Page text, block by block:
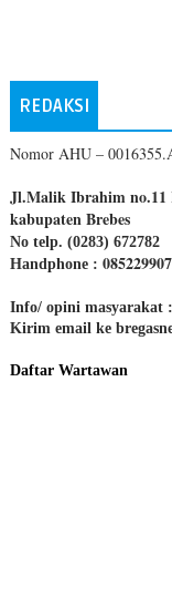
REDAKSI
Nomor AHU –
Jl.Malik Ibrahim no.11
kabupaten Brebes
No telp. (0283) 672782
Handphone :
Info/ opini masyarakat :
Kirim email ke
Daftar Wartawan